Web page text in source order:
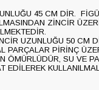
45 CM DİR.
ZİNCİR
UZUNLUĞU 50 CM
PARÇALAR PİRİNÇ
ÖMÜRLÜDÜR, SU VE
EDİLEREK